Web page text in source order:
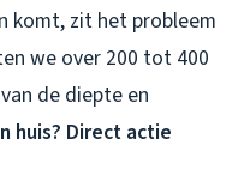
komt, zit het probleem
we over 200 tot 400
de diepte en
huis? Direct actie